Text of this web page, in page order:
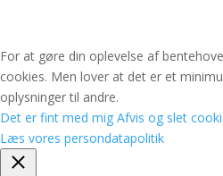
For at gøre din oplevelse af
cookies. Men lover at det er et
oplysninger til andre.
Det er fint med mig Afvis og slet
Læs vores persondatapolitik